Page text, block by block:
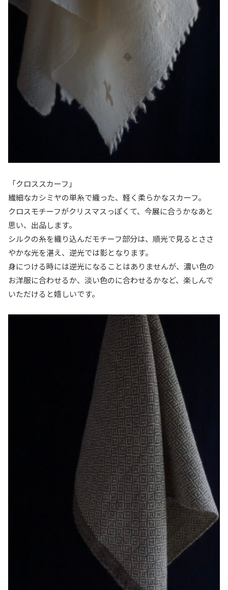
「クロススカーフ」
繊細なカシミヤの単糸で織った、軽く柔らかなスカーフ。
クロスモチーフがクリスマスっぽくて、今展に合うかなあと
思い、出品します。
シルクの糸を織り込んだモチーフ部分は、順光で見るとささ
やかな光を湛え、逆光では影となります。
身につける時には逆光になることはありませんが、濃い色の
お洋服に合わせるか、淡い色のに合わせるかなど、楽しんで
いただけると嬉しいです。